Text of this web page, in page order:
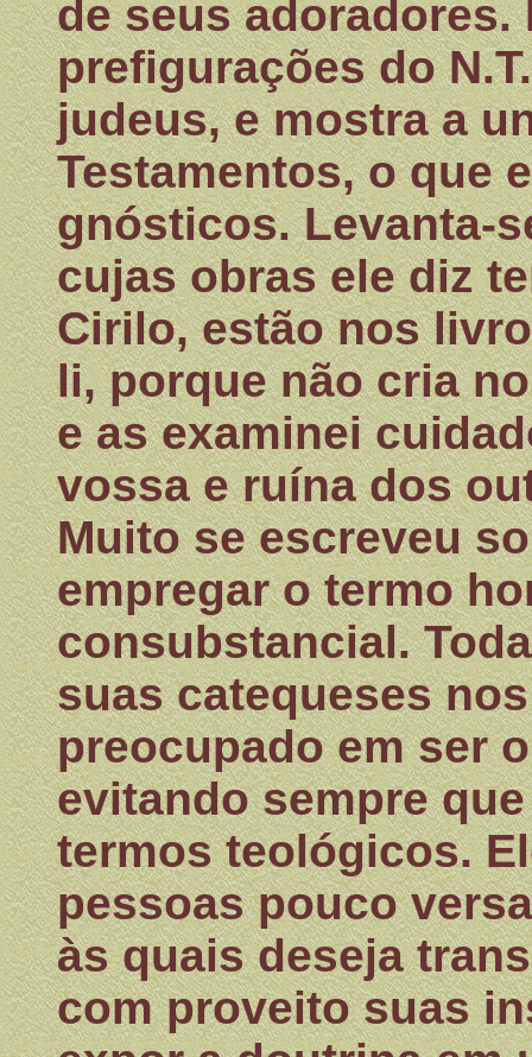
de seus adoradores.
prefigurações do
judeus, e mostra a
Testamentos, o que
gnósticos. Levanta-
cujas obras ele diz
Cirilo, estão nos
li, porque não cria
e as examinei
vossa e ruína dos
Muito se escreveu
empregar o termo
consubstancial.
suas catequeses
preocupado em ser
evitando sempre
termos teológicos.
pessoas pouco
às quais deseja
com proveito suas